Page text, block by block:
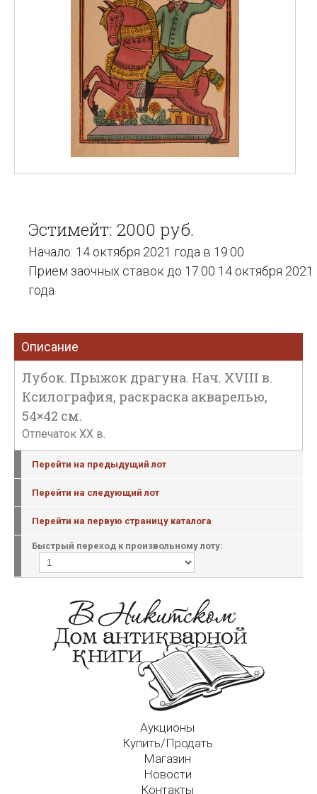
Эстимейт: 2000 руб.
Начало: 14 октября 2021 года в 19:00
Прием заочных ставок до 17:00 14 октября 2021
года
Описание
Лубок. Прыжок драгуна. Нач. XVIII в.
Ксилография, раскраска акварелью,
54×42 см.
Отпечаток XX в.
Перейти на предыдущий лот
Перейти на следующий лот
Перейти на первую страницу каталога
Быстрый переход к произвольному лоту:
Аукционы
Купить/Продать
Магазин
Новости
Контакты